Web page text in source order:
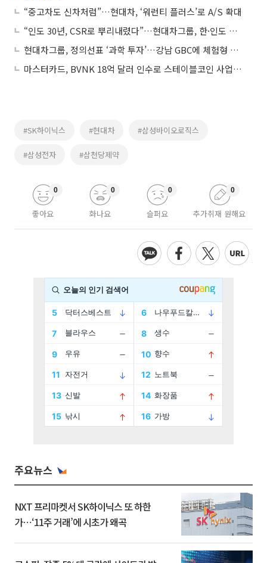
“중고차도 신차처럼”…현대차, ‘워런티 플러스’로 A/S 확대
“인도 30년, CSR로 뿌리내렸다”…현대차그룹, 한·인도 가교 확대
현대차그룹, 정의선표 ‘과학 투자’…강남 GBC에 체험형 과학관 짓는다
마스터카드, BVNK 18억 달러 인수로 스테이블코인 사업 본격 확장
#SK하이닉스 #현대차 #삼성바이오로직스
#삼성전자 #삼천당제약
좋아요
0
화나요
0
슬퍼요
0
추가취재 원해요
0
주요뉴스
NXT 프리마켓서 SK하이닉스 또 하한
가⋯‘11주 거래’에 시초가 왜곡